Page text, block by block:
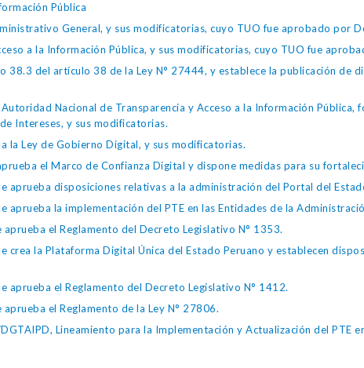
Pública
General, y sus modificatorias, cuyo TUO fue aprobado por
a la Información Pública, y sus modificatorias, cuyo TUO fue
38.3 del artículo 38 de la Ley N° 27444, y establece la publicación de
Nacional de Transparencia y Acceso a la Información Pública,
Intereses, y sus modificatorias.
la Ley de Gobierno Digital, y sus modificatorias.
el Marco de Confianza Digital y dispone medidas para su
aprueba disposiciones relativas a la administración del Portal del
aprueba la implementación del PTE en las Entidades de la
el Reglamento del Decreto Legislativo N° 1353.
crea la Plataforma Digital Única del Estado Peruano y establecen
aprueba el Reglamento del Decreto Legislativo N° 1412.
el Reglamento de la Ley N° 27806.
Lineamiento para la Implementación y Actualización del PTE